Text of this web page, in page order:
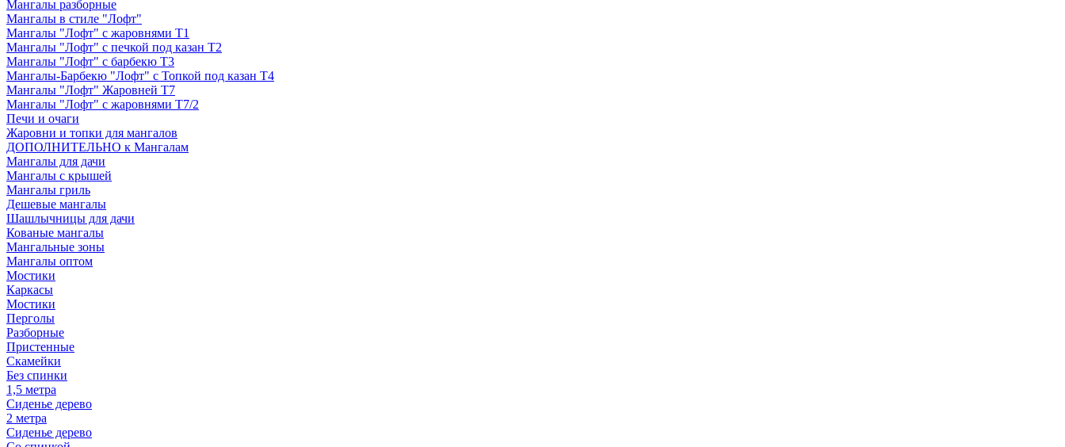
Мангалы разборные
Мангалы в стиле "Лофт"
Мангалы "Лофт" с жаровнями Т1
Мангалы "Лофт" с печкой под казан Т2
Мангалы "Лофт" с барбекю Т3
Мангалы-Барбекю "Лофт" с Топкой под казан Т4
Мангалы "Лофт" Жаровней Т7
Мангалы "Лофт" с жаровнями Т7/2
Печи и очаги
Жаровни и топки для мангалов
ДОПОЛНИТЕЛЬНО к Мангалам
Мангалы для дачи
Мангалы с крышей
Мангалы гриль
Дешевые мангалы
Шашлычницы для дачи
Кованые мангалы
Мангальные зоны
Мангалы оптом
Мостики
Каркасы
Мостики
Перголы
Разборные
Пристенные
Скамейки
Без спинки
1,5 метра
Сиденье дерево
2 метра
Сиденье дерево